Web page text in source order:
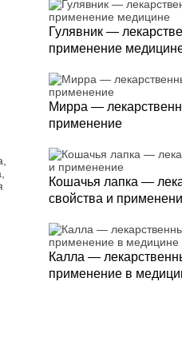
Гулявник —
применение
Мирра —
применение
Кошачья лапка —
свойства и
Калла —
применение в